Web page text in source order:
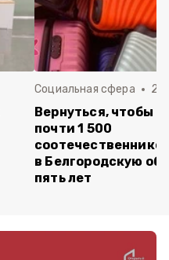
Социальная сфера 20
Вернуться, чтобы
почти 1 500
в Белгородскую
пять лет